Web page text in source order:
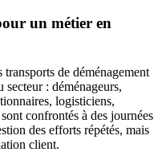
un métier en
de déménagement
secteur : déménageurs,
logisticiens,
confrontés à des journées
des efforts répétés, mais
client.